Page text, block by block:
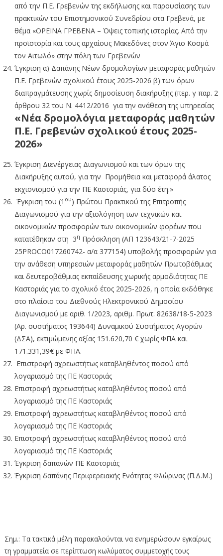
από την Π.Ε. Γρεβενών της εκδήλωσης και παρουσίασης των
πρακτικών του Επιστημονικού Συνεδρίου στα Γρεβενά, με
θέμα «ΟΡΕΙΝΑ ΓΡΕΒΕΝΑ – Όψεις τοπικής ιστορίας. Από την
προϊστορία και τους αρχαίους Μακεδόνες στον Άγιο Κοσμά
τον Αιτωλό» στην πόλη των Γρεβενών
Έγκριση α) Δαπάνης Νέων δρομολογίων μεταφοράς μαθητών
Π.Ε. Γρεβενών σχολικού έτους 2025-2026 β) των όρων
διαπραγμάτευσης χωρίς δημοσίευση διακήρυξης (περ. γ παρ. 2
άρθρου 32 του Ν. 4412/2016 για την ανάθεση της υπηρεσίας
«Νέα δρομολόγια μεταφοράς μαθητών
Π.Ε. Γρεβενών σχολικού έτους 2025-
2026»
Έγκριση Διενέργειας Διαγωνισμού και των όρων της
Διακήρυξης αυτού, για την Προμήθεια και μεταφορά άλατος
εκχιονισμού για την ΠΕ Καστοριάς, για δύο έτη.»
Έγκριση του (1 ου) Πρώτου Πρακτικού της Επιτροπής
Διαγωνισμού για την αξιολόγηση των τεχνικών και
οικονομικών προσφορών των οικονομικών φορέων που
κατατέθηκαν στη 3η Πρόσκληση (ΑΠ 123643/21-7-2025
25PROCO017260742- α/α 377154) υποβολής προσφορών για
την ανάθεση υπηρεσιών μεταφοράς μαθητών Πρωτοβάθμιας
και δευτεροβάθμιας εκπαίδευσης χωρικής αρμοδιότητας ΠΕ
Καστοριάς για τo σχολικό έτος 2025-2026, η οποία εκδόθηκε
στο πλαίσιο του Διεθνούς Ηλεκτρονικού Δημοσίου
Διαγωνισμού με αριθ. 1/2023, αριθμ. Πρωτ. 82638/18-5-2023
(Αρ. συστήματος 193644) Δυναμικού Συστήματος Αγορών
(ΔΣΑ), εκτιμώμενης αξίας 151.620,70 € χωρίς ΦΠΑ και
171.331,39€ με ΦΠΑ.
Επιστροφή αχρεωστήτως καταβληθέντος ποσού από
λογαριασμό της ΠΕ Καστοριάς
Επιστροφή αχρεωστήτως καταβληθέντος ποσού από
λογαριασμό της ΠΕ Καστοριάς
Επιστροφή αχρεωστήτως καταβληθέντος ποσού από
λογαριασμό της ΠΕ Καστοριάς
Επιστροφή αχρεωστήτως καταβληθέντος ποσού από
λογαριασμό της ΠΕ Καστοριάς
Έγκριση δαπανών ΠΕ Καστοριάς
Έγκριση δαπάνης Περιφερειακής Ενότητας Φλώρινας (Π.Δ.Μ.)
Σημ.: Τα τακτικά μέλη παρακαλούνται να ενημερώσουν εγκαίρως
τη γραμματεία σε περίπτωση κωλύματος συμμετοχής τους